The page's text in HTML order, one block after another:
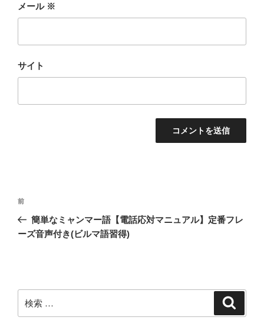
メール ※
サイト
投
ナ
シ
ョ
過
去
前
簡単なミャンマー語【電話応対マニュアル】定番フレ
ーズ音声付き(ビルマ語習得)
索: